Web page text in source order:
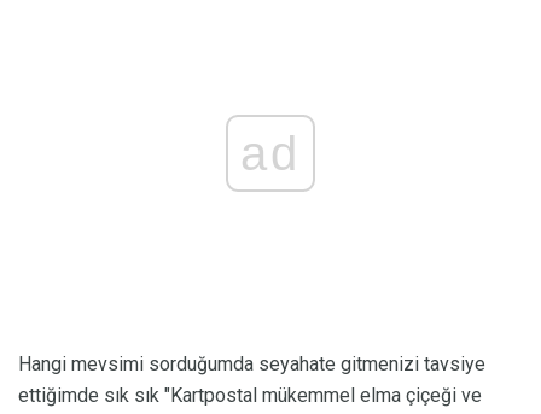
ad
Hangi mevsimi sorduğumda seyahate gitmenizi tavsiye
ettiğimde sık sık "Kartpostal mükemmel elma çiçeği ve